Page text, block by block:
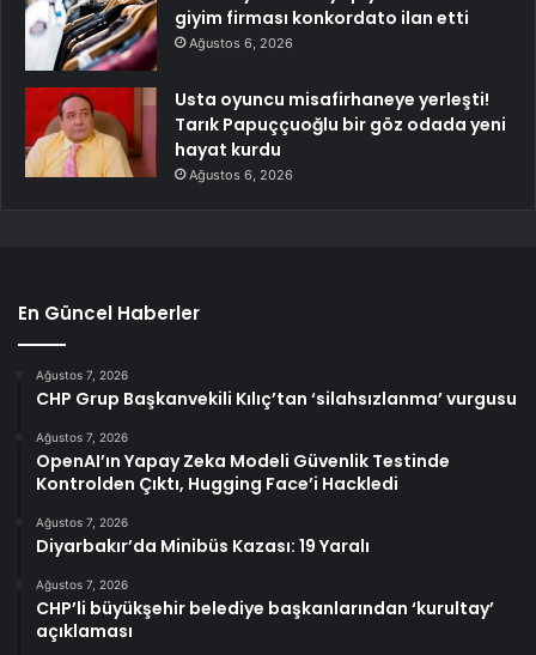
giyim firması konkordato ilan etti
Ağustos 6, 2026
Usta oyuncu misafirhaneye yerleşti!
Tarık Papuççuoğlu bir göz odada yeni
hayat kurdu
Ağustos 6, 2026
En Güncel Haberler
Ağustos 7, 2026
CHP Grup Başkanvekili Kılıç’tan ‘silahsızlanma’ vurgusu
Ağustos 7, 2026
OpenAI’ın Yapay Zeka Modeli Güvenlik Testinde
Kontrolden Çıktı, Hugging Face’i Hackledi
Ağustos 7, 2026
Diyarbakır’da Minibüs Kazası: 19 Yaralı
Ağustos 7, 2026
CHP’li büyükşehir belediye başkanlarından ‘kurultay’
açıklaması